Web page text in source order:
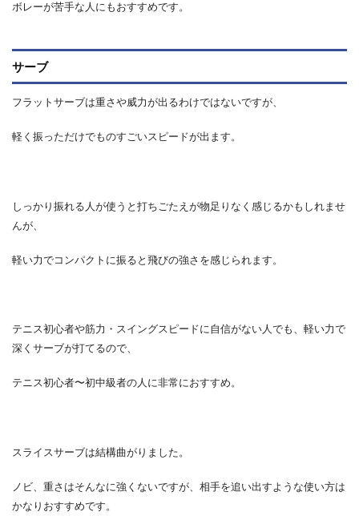
ボレーが苦手な人にもおすすめです。
サーブ
フラットサーブは重さや威力が出るわけではないですが、
軽く振っただけでものすごいスピードが出ます。
しっかり振れる人が使うと打ちごたえが物足りなく感じるかもしれませ
んが、
軽い力でコンパクトに振ると飛びの強さを感じられます。
テニス初心者や筋力・スイングスピードに自信がない人でも、軽い力で
深くサーブが打てるので、
テニス初心者〜初中級者の人に非常におすすめ。
スライスサーブは結構曲がりました。
ノビ、重さはそんなに強くないですが、相手を追い出すような使い方は
かなりおすすめです。